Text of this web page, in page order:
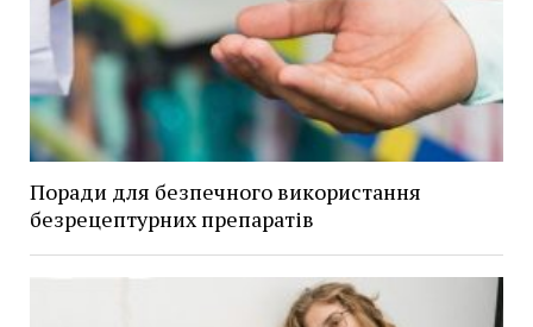
Поради для безпечного використання
безрецептурних препаратів